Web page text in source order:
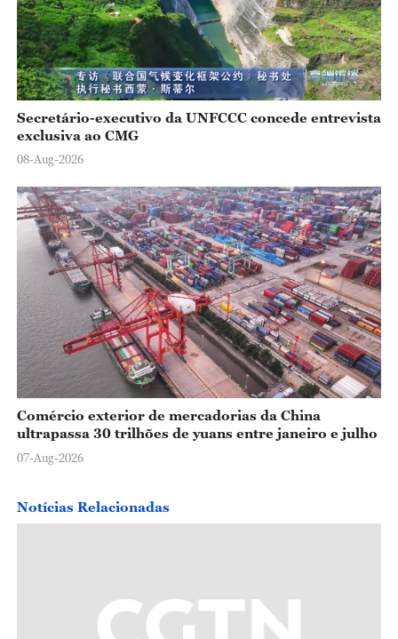
Secretário-executivo da UNFCCC concede entrevista
exclusiva ao CMG
08-Aug-2026
Comércio exterior de mercadorias da China
ultrapassa 30 trilhões de yuans entre janeiro e julho
07-Aug-2026
Notícias Relacionadas